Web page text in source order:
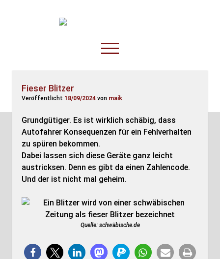
TruckOnline.de
open
menu
Anderswo
Spesenliste
Fahrer
Disposition
Fieser Blitzer
Veröffentlicht 18/09/2024von maik.
Grundgütiger. Es ist wirklich schäbig, dass
Autofahrer Konsequenzen für ein Fehlverhalten
zu spüren bekommen.
Dabei lassen sich diese Geräte ganz leicht
austricksen. Denn es gibt da einen Zahlencode.
Und der ist nicht mal geheim.
Quelle: schwäbische.de